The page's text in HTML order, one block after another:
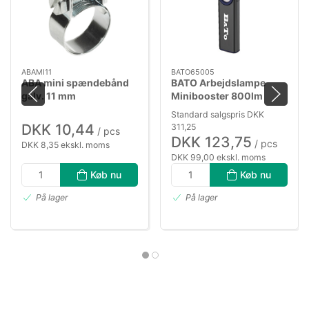
ABAMI11
ABA mini spændebånd
galv. 11 mm
DKK 10,44 / pcs
DKK 8,35 ekskl. moms
Køb nu
På lager
BATO65005
BATO Arbejdslampe
Minibooster 800lm
genopl.
Standard salgspris DKK
311,25
DKK 123,75 / pcs
DKK 99,00 ekskl. moms
Køb nu
På lager